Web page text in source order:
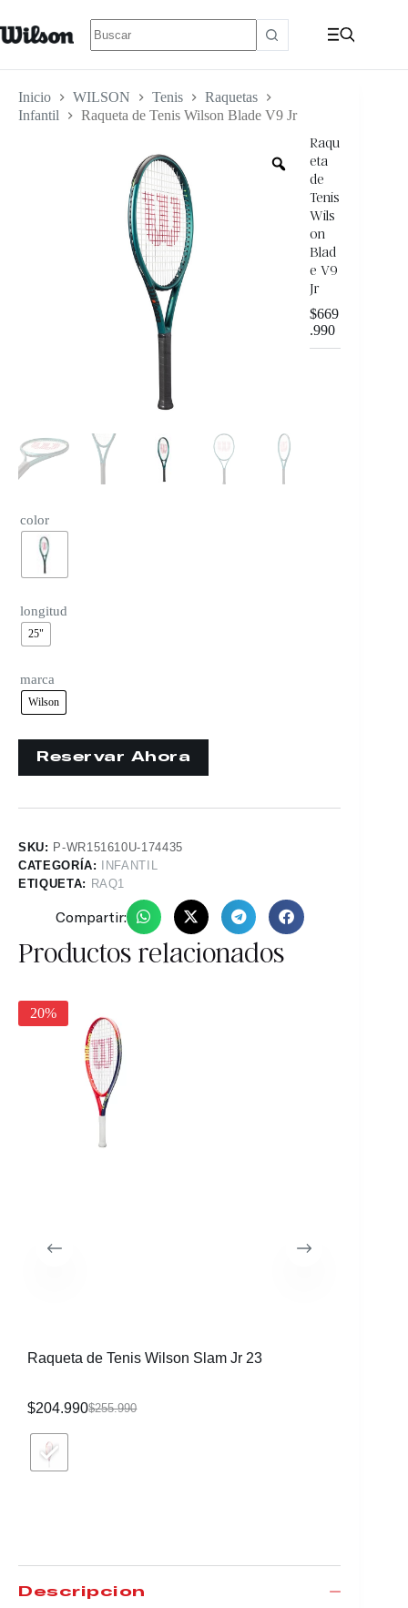
Inicio WILSON Tenis
Raquetas
Infantil
Raqueta de Tenis Wilson Blade V9 Jr
Raqu
eta
de
Tenis
Wils
on
Blad
e V9
Jr
$669
.990
color
longitud
25"
marca
Wilson
SKU: P-WR151610U-174435
CATEGORÍA: INFANTIL
ETIQUETA: RAQ1
Compartir:
Productos relacionados
20%
Raqueta de Tenis Wilson Slam Jr 23
$255.990
$204.990
Descripción